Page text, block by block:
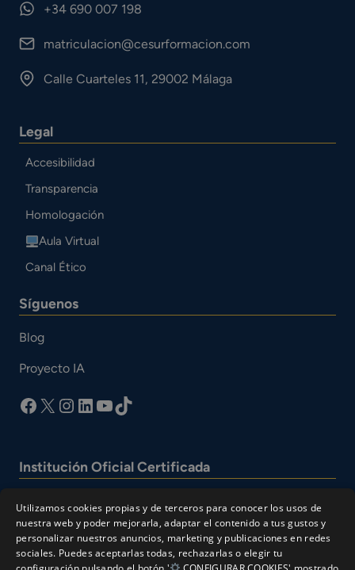
+34 690 007 198
matriculacion@cesurformacion.com
Calle Cuarteles 11, 29002 Málaga
Legal
Accesibilidad
Transparencia
Homologación
Aula Virtual
Canal Ético
Síguenos
Blog
Proyecto IA
facebook
X Instagram
LinkedIn
YouTube
TikTok
Institución Oficial Certificada
Utilizamos cookies propias y de terceros para conocer los usos de
nuestra web y poder mejorarla, adaptar el contenido a tus gustos y
personalizar nuestros anuncios, marketing y publicaciones en redes
sociales. Puedes aceptarlas todas, rechazarlas o elegir tu